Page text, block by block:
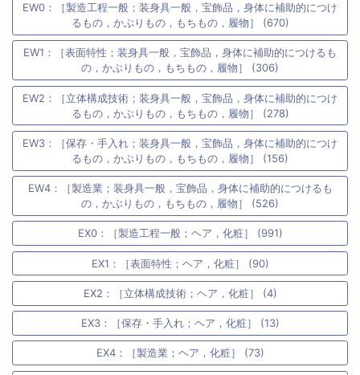
EW0：［製造工程一般；装身具一般，宝飾品，身体に補助的につけ
るもの，かぶりもの，もちもの，履物］ (670)
EW1：［表面特性；装身具一般，宝飾品，身体に補助的につけるも
の，かぶりもの，もちもの，履物］ (306)
EW2：［立体構成技術；装身具一般，宝飾品，身体に補助的につけ
るもの，かぶりもの，もちもの，履物］ (278)
EW3：［保存・手入れ；装身具一般，宝飾品，身体に補助的につけ
るもの，かぶりもの，もちもの，履物］ (156)
EW4：［製造業；装身具一般，宝飾品，身体に補助的につけるも
の，かぶりもの，もちもの，履物］ (526)
EX0：［製造工程一般；ヘア，化粧］ (991)
EX1：［表面特性；ヘア，化粧］ (90)
EX2：［立体構成技術；ヘア，化粧］ (4)
EX3：［保存・手入れ；ヘア，化粧］ (13)
EX4：［製造業；ヘア，化粧］ (73)